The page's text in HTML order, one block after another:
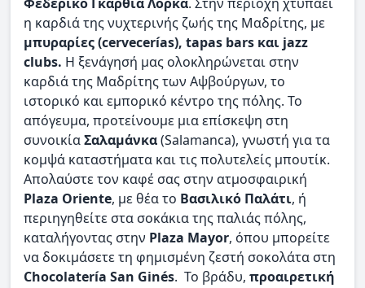
η καρδιά της νυχτερινής ζωής της Μαδρίτης, με
μπυραρίες (cervecerías), tapas bars και jazz
clubs. Η ξενάγησή μας ολοκληρώνεται στην
καρδιά της Μαδρίτης των Αψβούργων, το
ιστορικό και εμπορικό κέντρο της πόλης. Το
απόγευμα, προτείνουμε μια επίσκεψη στη
συνοικίαΣαλαμάνκα(Salamanca), γνωστή για τα
κομψά καταστήματα και τις πολυτελείς μπουτίκ.
Απολαύστε τον καφέ σας στην ατμοσφαιρική
Plaza Oriente, με θέα το Βασιλικό Παλάτι, ή
περιηγηθείτε στα σοκάκια της παλιάς πόλης,
καταλήγοντας στην Plaza Mayor, όπου μπορείτε
να δοκιμάσετε τη φημισμένη ζεστή σοκολάτα στη
Chocolatería San Ginés. Το βράδυ, προαιρετική